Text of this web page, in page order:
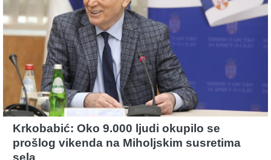
Krkobabić: Oko 9.000 ljudi okupilo se
prošlog vikenda na Miholjskim susretima
sela